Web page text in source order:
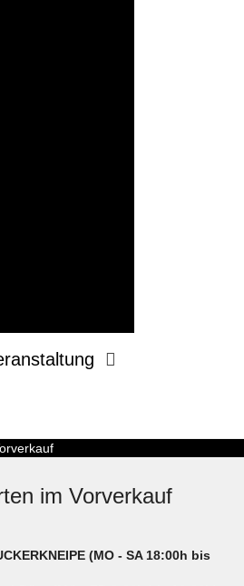
im Vorverkauf
(MO - SA 18:00h bis